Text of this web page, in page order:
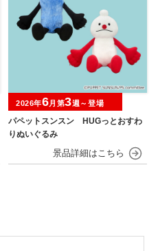
パペットスンスン HUGっとおすわ
りぬいぐるみ
2026年6月第3週～登場